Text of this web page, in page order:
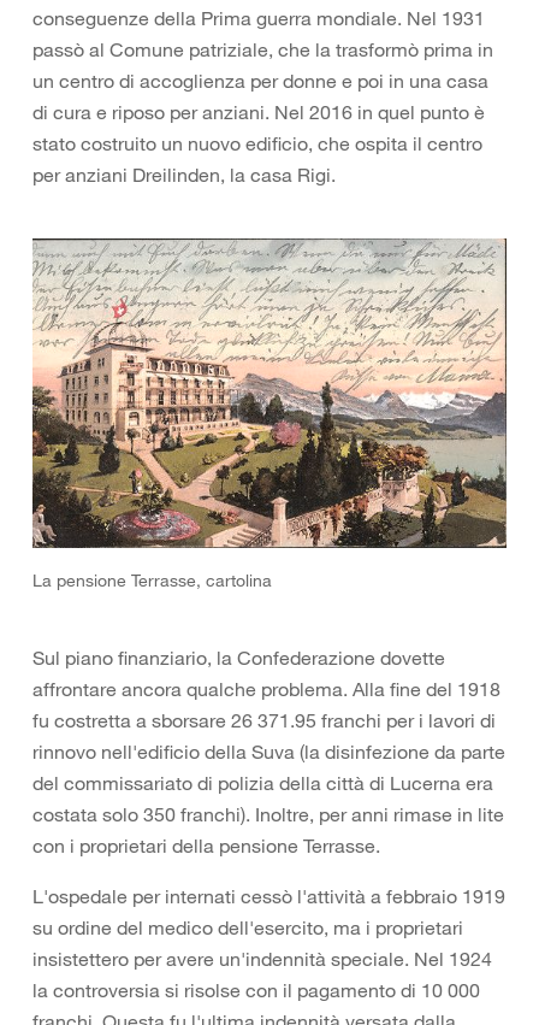
conseguenze della Prima guerra mondiale. Nel 1931
passò al Comune patriziale, che la trasformò prima in
un centro di accoglienza per donne e poi in una casa
di cura e riposo per anziani. Nel 2016 in quel punto è
stato costruito un nuovo edificio, che ospita il centro
per anziani Dreilinden, la casa Rigi.
La pensione Terrasse, cartolina
Sul piano finanziario, la Confederazione dovette
affrontare ancora qualche problema. Alla fine del 1918
fu costretta a sborsare 26 371.95 franchi per i lavori di
rinnovo nell'edificio della Suva (la disinfezione da parte
del commissariato di polizia della città di Lucerna era
costata solo 350 franchi). Inoltre, per anni rimase in lite
con i proprietari della pensione Terrasse.
L'ospedale per internati cessò l'attività a febbraio 1919
su ordine del medico dell'esercito, ma i proprietari
insistettero per avere un'indennità speciale. Nel 1924
la controversia si risolse con il pagamento di 10 000